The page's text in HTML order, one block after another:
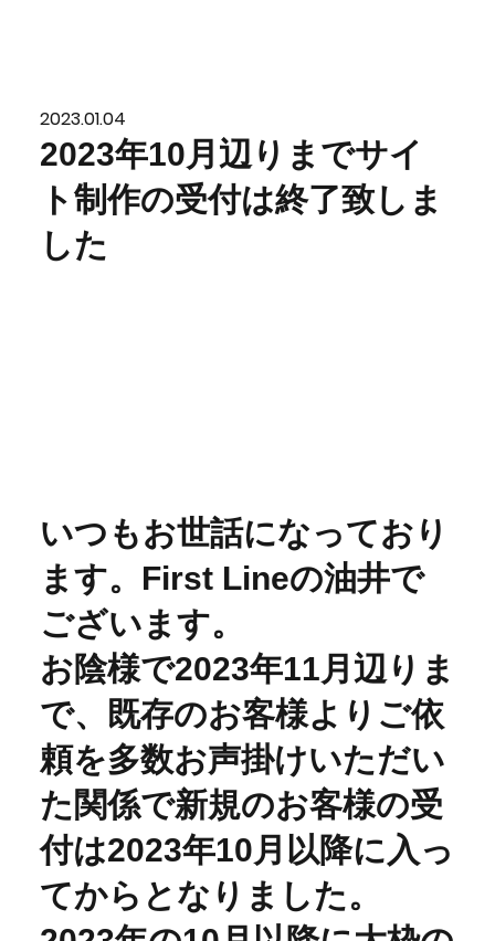
いつもお世話になっており
ます。First Lineの油井で
ございます。
お陰様で2023年11月辺りま
で、既存のお客様よりご依
頼を多数お声掛けいただい
た関係で新規のお客様の受
付は2023年10月以降に入っ
てからとなりました。
2023.01.04
2023年10月辺りまでサイ
ト制作の受付は終了致しま
した